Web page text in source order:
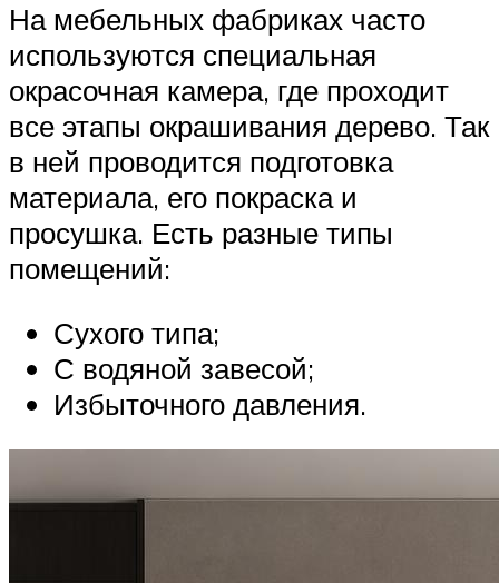
На мебельных фабриках часто
используются специальная
окрасочная камера, где проходит
все этапы окрашивания дерево. Так
в ней проводится подготовка
материала, его покраска и
просушка. Есть разные типы
помещений:
Сухого типа;
С водяной завесой;
Избыточного давления.